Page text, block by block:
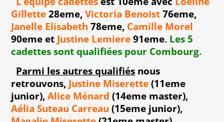
Gillette28eme,Victoria Benoist76eme,
Janelle Elisabeth78eme, Camille Morel
90eme et Justine Lemiere 91eme. Les 5
cadettes sont qualifiées pour Combourg.
Parmi les autres qualifiés nous
retrouvons, Justine Miserette(11eme
junior),Alice Ménard(14eme master),
Aélia Suteau Carreau(15eme junior),